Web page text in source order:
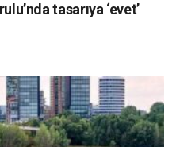
tasarıya ‘evet’